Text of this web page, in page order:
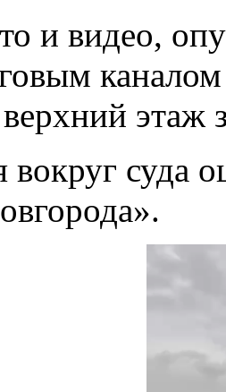
и видео,
этаж
вокруг суда